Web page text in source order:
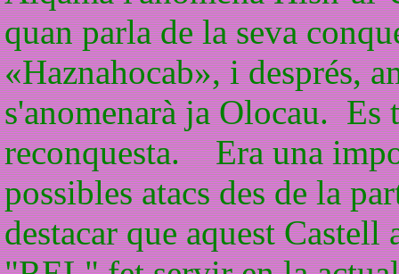
quan parla de la seva
«Haznahocab», i després,
s'anomenarà ja Olocau. Es
reconquesta. Era una
possibles atacs des de la
destacar que aquest